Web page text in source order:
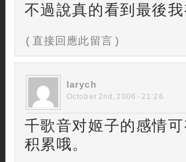
不過說真的看到最後
( 直接回應此留言 )
larych
October 2nd, 2006 - 21:26
千歌音对姬子的感情
积累哦。